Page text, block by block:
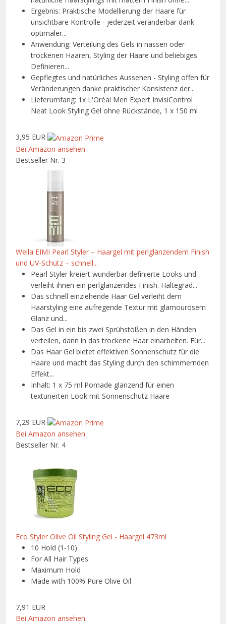
Ergebnis: Praktische Modellierung der Haare für
unsichtbare Kontrolle - jederzeit veränderbar dank
optimaler...
Anwendung: Verteilung des Gels in nassen oder
trockenen Haaren, Styling der Haare und beliebiges
Definieren...
Gepflegtes und natürliches Aussehen - Styling offen für
Veränderungen danke praktischer Konsistenz der...
Lieferumfang: 1x L'Oréal Men Expert InvisiControl
Neat Look Styling Gel ohne Rückstände, 1 x 150 ml
3,95 EUR
Bei Amazon ansehen
Bestseller Nr. 3
Wella EIMI Pearl Styler – Haargel mit perlglänzendem Finish
und UV-Schutz – schnell...
Pearl Styler kreiert wunderbar definierte Looks und
verleiht ihnen ein perlglänzendes Finish. Haltegrad...
Das schnell einziehende Haar Gel verleiht dem
Haarstyling eine aufregende Textur mit glamourösem
Glanz und...
Das Gel in ein bis zwei Sprühstößen in den Händen
verteilen, dann in das trockene Haar einarbeiten. Für...
Das Haar Gel bietet effektiven Sonnenschutz für die
Haare und macht das Styling durch den schimmernden
Effekt...
Inhalt: 1 x 75 ml Pomade glänzend für einen
texturierten Look mit Sonnenschutz Haare
7,29 EUR
Bei Amazon ansehen
Bestseller Nr. 4
Eco Styler Olive Oil Styling Gel - Haargel 473ml
10 Hold (1-10)
For All Hair Types
Maximum Hold
Made with 100% Pure Olive Oil
7,91 EUR
Bei Amazon ansehen